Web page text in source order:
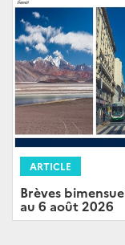
ARTICLE
Brèves
au 6 août 2026